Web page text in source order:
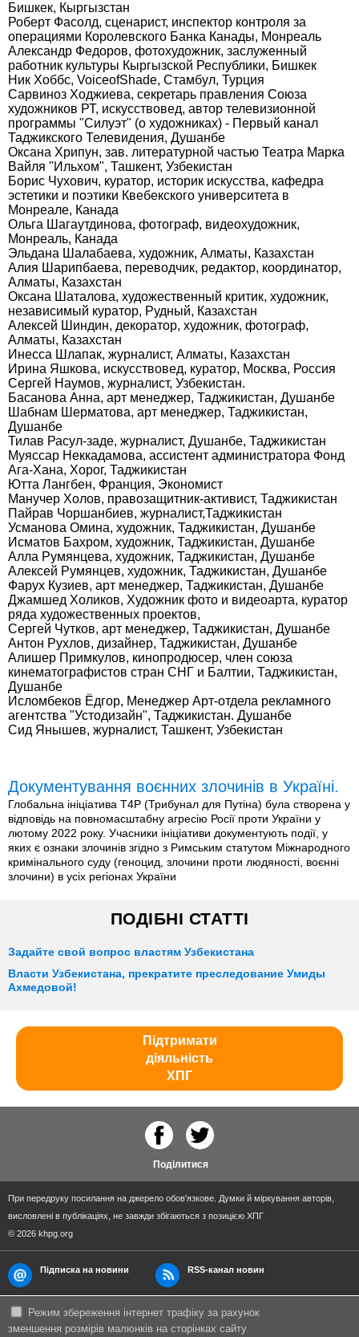
Бишкек, Кыргызстан
Роберт Фасолд, сценарист, инспектор контроля за
операциями Королевского Банка Канады, Монреаль
Александр Федоров, фотохудожник, заслуженный
работник культуры Кыргызской Республики, Бишкек
Ник Хоббс, VoiceofShade, Стамбул, Турция
Сарвиноз Ходжиева, секретарь правления Союза
художников РТ, искусствовед, автор телевизионной
программы "Силуэт" (о художниках) - Первый канал
Таджикского Телевидения, Душанбе
Оксана Хрипун, зав. литературной частью Театра Марка
Вайля "Ильхом", Ташкент, Узбекистан
Борис Чухович, куратор, историк искусства, кафедра
эстетики и поэтики Квебекского университета в
Монреале, Канада
Ольга Шагаутдинова, фотограф, видеохудожник,
Монреаль, Канада
Эльдана Шалабаева, художник, Алматы, Казахстан
Алия Шарипбаева, переводчик, редактор, координатор,
Алматы, Казахстан
Оксана Шаталова, художественный критик, художник,
независимый куратор, Рудный, Казахстан
Алексей Шиндин, декоратор, художник, фотограф,
Алматы, Казахстан
Инесса Шлапак, журналист, Алматы, Казахстан
Ирина Яшкова, искусствовед, куратор, Москва, Россия
Сергей Наумов, журналист, Узбекистан.
Басанова Анна, арт менеджер, Таджикистан, Душанбе
Шабнам Шерматова, арт менеджер, Таджикистан,
Душанбе
Тилав Расул-заде, журналист, Душанбе, Таджикистан
Муяссар Неккадамова, ассистент администратора Фонд
Ага-Хана, Хорог, Таджикистан
Ютта Лангбен, Франция, Экономист
Манучер Холов, правозащитник-активист, Таджикистан
Пайрав Чоршанбиев, журналист,Таджикистан
Усманова Омина, художник, Таджикистан, Душанбе
Исматов Бахром, художник, Таджикистан, Душанбе
Алла Румянцева, художник, Таджикистан, Душанбе
Алексей Румянцев, художник, Таджикистан, Душанбе
Фарух Кузиев, арт менеджер, Таджикистан, Душанбе
Джамшед Холиков, Художник фото и видеоарта, куратор
ряда художественных проектов,
Сергей Чутков, арт менеджер, Таджикистан, Душанбе
Антон Рухлов, дизайнер, Таджикистан, Душанбе
Алишер Примкулов, кинопродюсер, член союза
кинематографистов стран СНГ и Балтии, Таджикистан,
Душанбе
Исломбеков Ёдгор, Менеджер Арт-отдела рекламного
агентства "Устодизайн", Таджикистан. Душанбе
Сид Янышев, журналист, Ташкент, Узбекистан
Документування воєнних злочинів в Україні.
Глобальна ініціатива T4P (Трибунал для Путіна) була створена у
відповідь на повномасштабну агресію Росії проти України у
лютому 2022 року. Учасники ініціативи документують події, у
яких є ознаки злочинів згідно з Римським статутом Міжнародного
кримінального суду (геноцид, злочини проти людяності, воєнні
злочини) в усіх регіонах України
ПОДІБНІ СТАТТІ
Задайте свой вопрос властям Узбекистана
Власти Узбекистана, прекратите преследование Умиды
Ахмедовой!
Підтримати
діяльність
ХПГ
Поділитися
При передруку посилання на джерело обов'язкове. Думки й міркування авторів,
висловлені в публікаціях, не завжди збігаються з позицією ХПГ
© 2026 khpg.org
Підписка на новини RSS-канал новин
Режим збереження інтернет трафіку за рахунок
зменшення розмірів малюнків на сторінках сайту